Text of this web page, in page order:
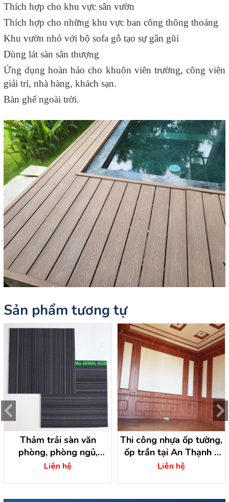
Thích hợp cho khu vực sân vườn
Thích hợp cho những khu vực ban công thông thoáng
Khu vườn nhỏ với bộ sofa gỗ tạo sự gần gũi
Dùng lát sàn sân thượng
Ứng dụng hoàn hảo cho khuôn viên trường, công viên
giải trí, nhà hàng, khách sạn.
Bàn ghế ngoài trời.
Sản phẩm tương tự
Thảm trải sàn văn
phòng, phòng ngủ,
phòng gym tại Thuận An
Liên hệ
Thi công nhựa ốp tường,
ốp trần tại An Thạnh –
Thuận An – Bình Dương
Liên hệ